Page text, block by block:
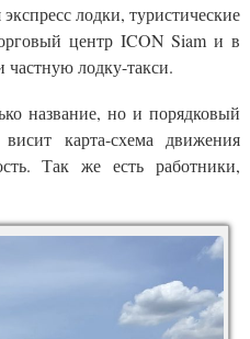
лодки, туристические
центр ICON Siam и в
частную лодку-такси.
название, но и порядковый
карта-схема движения
Так же есть работники,